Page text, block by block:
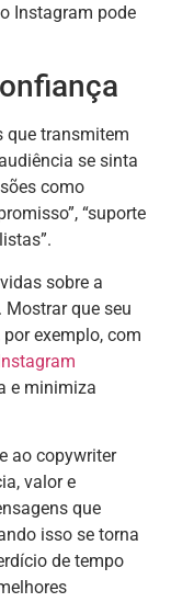
Instagram pode
que transmitem
se sinta
como
“suporte
sobre a
que seu
exemplo, com
e minimiza
ao copywriter
valor e
que
isso se torna
de tempo